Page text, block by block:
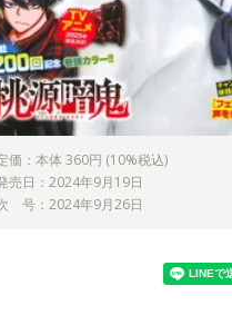
価：本体 360円 (10%税込)
売日：2024年9月19日
号：2024年9月26日